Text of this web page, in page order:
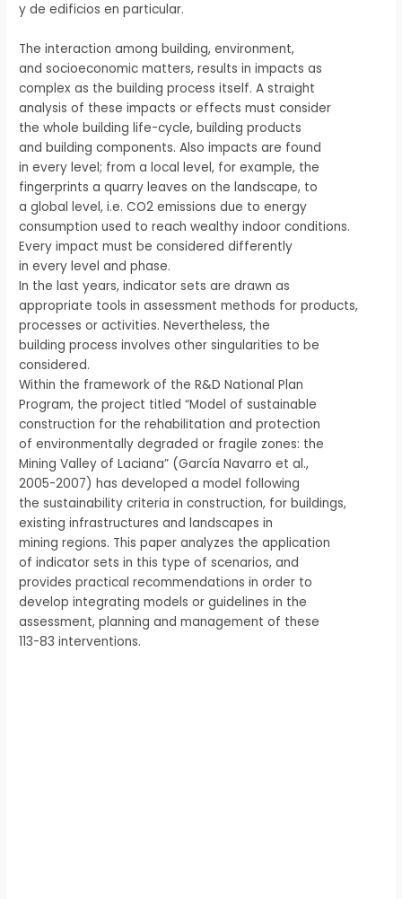
y de edificios en particular.
The interaction among building, environment,
and socioeconomic matters, results in impacts as
complex as the building process itself. A straight
analysis of these impacts or effects must consider
the whole building life-cycle, building products
and building components. Also impacts are found
in every level; from a local level, for example, the
fingerprints a quarry leaves on the landscape, to
a global level, i.e. CO2 emissions due to energy
consumption used to reach wealthy indoor conditions.
Every impact must be considered differently
in every level and phase.
In the last years, indicator sets are drawn as
appropriate tools in assessment methods for products,
processes or activities. Nevertheless, the
building process involves other singularities to be
considered.
Within the framework of the R&D National Plan
Program, the project titled “Model of sustainable
construction for the rehabilitation and protection
of environmentally degraded or fragile zones: the
Mining Valley of Laciana” (García Navarro et al.,
2005-2007) has developed a model following
the sustainability criteria in construction, for buildings,
existing infrastructures and landscapes in
mining regions. This paper analyzes the application
of indicator sets in this type of scenarios, and
provides practical recommendations in order to
develop integrating models or guidelines in the
assessment, planning and management of these
113-83 interventions.